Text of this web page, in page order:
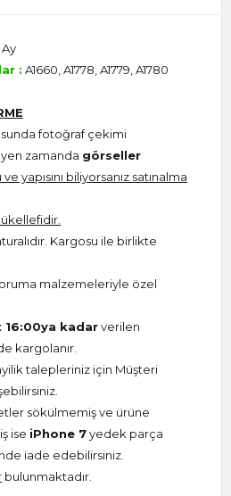
Ay
: A1660, A1778, A1779, A1780
fotoğraf çekimi
zamanda görseller
yapısını biliyorsanız satınalma
Kargosu ile birlikte
malzemeleriyle özel
16:00ya kadarverilen
kargolanır.
talepleriniz için Müşteri
sökülmemiş ve ürüne
ise iPhone 7yedek parça
iade edebilirsiniz.
bulunmaktadır.